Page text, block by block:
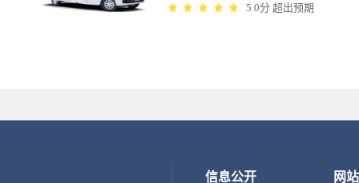
5.0分 超出预期
信息公开 网